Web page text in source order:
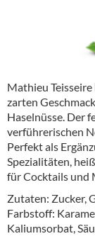
Mathieu
zarten
Haselnüsse. Der
verführerischen
Perfekt als
Spezialitäten,
für Cocktails und
Zutaten: Zucker,
Farbstoff:
Kaliumsorbat,